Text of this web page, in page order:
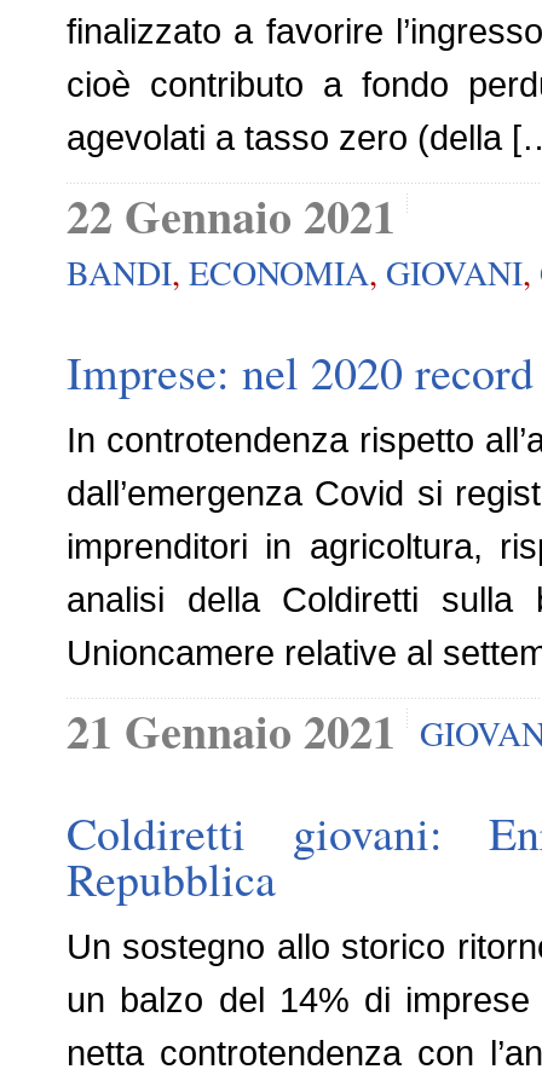
finalizzato a favorire
cioè contributo a fondo
agevolati a tasso zero (della
22 Gennaio 2021
BANDI, ECONOMIA, GIOVANI,
Imprese: nel 2020
In controtendenza rispetto
dall’emergenza Covid si
imprenditori in agricoltura,
analisi della Coldiretti
Unioncamere relative al
21 Gennaio 2021
Coldiretti giovani:
Repubblica
Un sostegno allo storico
un balzo del 14% di
netta controtendenza con